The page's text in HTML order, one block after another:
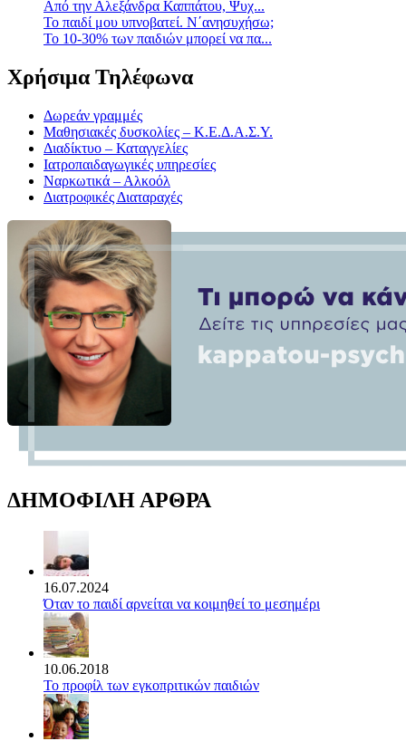
Από την Αλεξάνδρα Καππάτου, Ψυχ...
Το παιδί μου υπνοβατεί. Ν΄ανησυχήσω;
Το 10-30% των παιδιών μπορεί να πα...
Χρήσιμα Τηλέφωνα
Δωρεάν γραμμές
Μαθησιακές δυσκολίες – Κ.Ε.Δ.Α.Σ.Υ.
Διαδίκτυο – Καταγγελίες
Ιατροπαιδαγωγικές υπηρεσίες
Ναρκωτικά – Αλκοόλ
Διατροφικές Διαταραχές
ΔΗΜΟΦΙΛΗ ΑΡΘΡΑ
16.07.2024
Όταν το παιδί αρνείται να κοιμηθεί το μεσημέρι
10.06.2018
Το προφίλ των εγκοπριτικών παιδιών